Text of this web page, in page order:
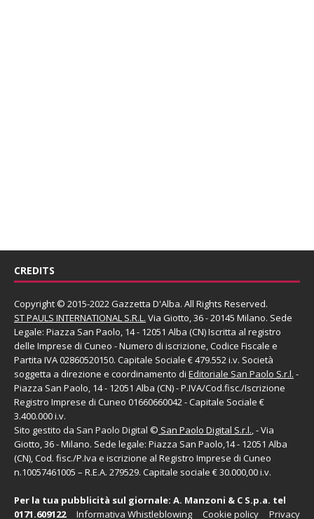
CREDITS
Copyright © 2015-2022 Gazzetta D'Alba. All Rights Reserved.
ST PAULS INTERNATIONAL S.R.L. Via Giotto, 36 - 20145 Milano. Sede
Legale: Piazza San Paolo, 14 - 12051 Alba (CN) Iscritta al registro
delle Imprese di Cuneo - Numero di iscrizione, Codice Fiscale e
Partita IVA 02860520150. Capitale Sociale € 479.552 i.v. Società
soggetta a direzione e coordinamento di Editoriale San Paolo S.r.l. -
Piazza San Paolo, 14 - 12051 Alba (CN) - P.IVA/Cod.fisc./Iscrizione
Registro Imprese di Cuneo 01660660042 - Capitale Sociale €
3.400.000 i.v.
Sito gestito da San Paolo Digital © San Paolo Digital S.r.l., - Via
Giotto, 36 - Milano. Sede legale: Piazza San Paolo,14 - 12051 Alba
(CN), Cod. fisc./P.Iva e iscrizione al Registro Imprese di Cuneo
n.10057461005 – R.E.A. 279529. Capitale sociale € 30.000,00 i.v.
Per la tua pubblicità sul giornale: A. Manzoni & C S.p.a. tel
0171.609122
Privacy
Cookie policy
Informativa Whistleblowing